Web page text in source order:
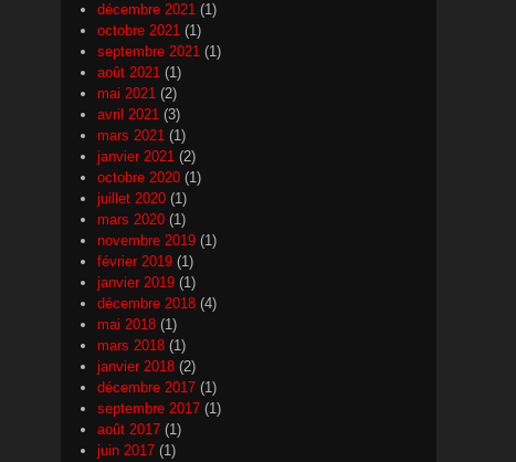
décembre 2021 (1)
octobre 2021 (1)
septembre 2021 (1)
août 2021 (1)
mai 2021 (2)
avril 2021 (3)
mars 2021 (1)
janvier 2021 (2)
octobre 2020 (1)
juillet 2020 (1)
mars 2020 (1)
novembre 2019 (1)
février 2019 (1)
janvier 2019 (1)
décembre 2018 (4)
mai 2018 (1)
mars 2018 (1)
janvier 2018 (2)
décembre 2017 (1)
septembre 2017 (1)
août 2017 (1)
juin 2017 (1)